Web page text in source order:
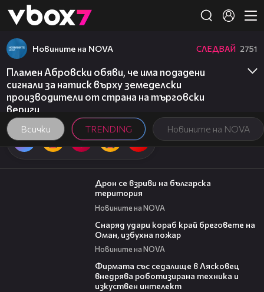
👾
Всички TRENDING Новините на NOVA
Новините на NOVA СЛЕДВАЙ 2751
Пламен Абровски обяви, че има подадени
сигнали за натиск върху земеделски
производители от страна на търговски
вериги
04:22
Дрон се взриви на българска
територия
Новините на NOVA
Снаряд удари кораб край бреговете на
Оман, избухна пожар
Новините на NOVA
Фирмата със седалище в Лясковец
внедрява роботизирана техника и
изкуствен интелект